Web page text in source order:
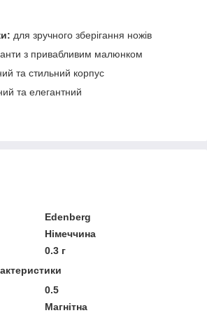
для зручного зберігання ножів
з привабливим малюнком
та стильний корпус
та елегантний
Edenberg
Німеччина
0.3 г
0.5
Магнітна